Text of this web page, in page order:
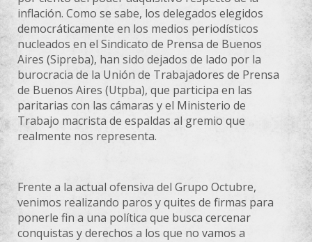
inflación. Como se sabe, los delegados elegidos
democráticamente en los medios periodísticos
nucleados en el Sindicato de Prensa de Buenos
Aires (Sipreba), han sido dejados de lado por la
burocracia de la Unión de Trabajadores de Prensa
de Buenos Aires (Utpba), que participa en las
paritarias con las cámaras y el Ministerio de
Trabajo macrista de espaldas al gremio que
realmente nos representa.
Frente a la actual ofensiva del Grupo Octubre,
venimos realizando paros y quites de firmas para
ponerle fin a una política que busca cercenar
conquistas y derechos a los que no vamos a